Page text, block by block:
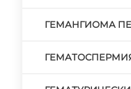
ГЕМАНГИОМА